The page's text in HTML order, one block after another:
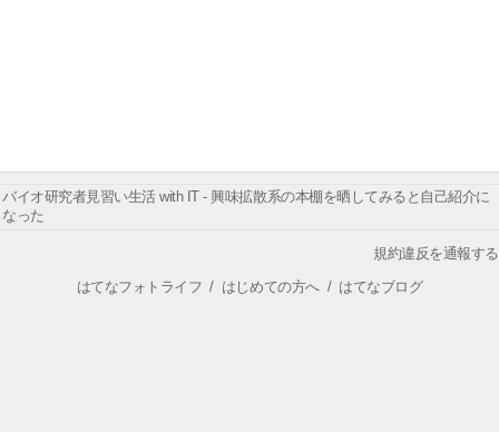
バイオ研究者見習い生活 with IT - 興味拡散系の本棚を晒してみると自己紹介に
なった
規約違反を通報する
はてなフォトライフ / はじめての方へ/ はてなブログ